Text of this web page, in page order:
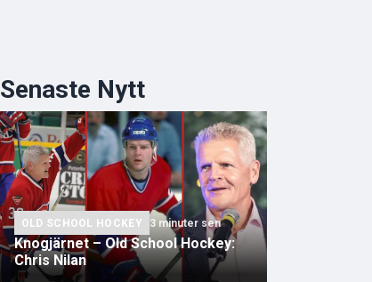
Senaste Nytt
OLD SCHOOL HOCKEY 3 minuter sen
Knogjärnet – Old School Hockey:
Chris Nilan